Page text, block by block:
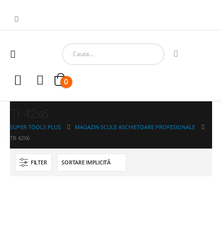
0
SUPER TOOLS PLUS
MAGAZIN SCULE ASCHIETOARE PROFESIONALE
TR 42X6
FILTER